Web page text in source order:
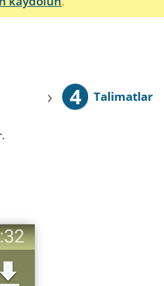
› 4 Talimatlar